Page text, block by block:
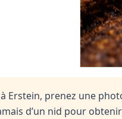
Erstein, prenez une
d’un nid pour